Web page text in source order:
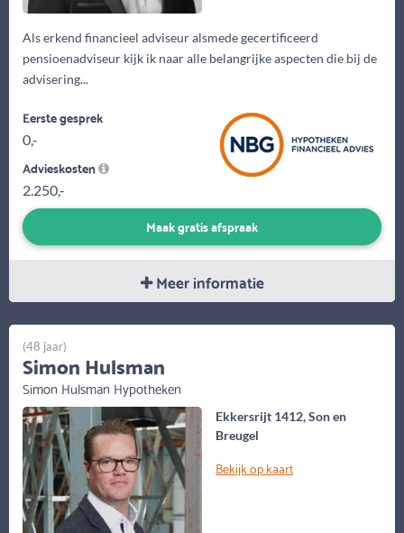
Als erkend financieel adviseur alsmede gecertificeerd
pensioenadviseur kijk ik naar alle belangrijke aspecten die bij de
advisering...
Eerste gesprek
0,-
Advieskosten
2.250,-
Maak gratis afspraak
Meer informatie
Ekkersrijt 1412, Son en
Breugel
Bekijk op kaart
(48 jaar)
Simon Hulsman
Simon Hulsman Hypotheken